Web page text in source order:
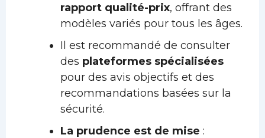
rapport qualité-prix, offrant des
modèles variés pour tous les âges.
Il est recommandé de consulter
des plateformes spécialisées
pour des avis objectifs et des
recommandations basées sur la
sécurité.
La prudence est de mise :